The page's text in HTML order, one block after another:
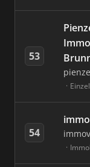
53
54